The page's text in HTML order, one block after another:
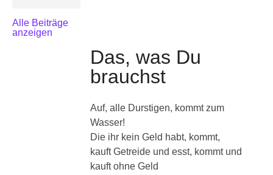
Alle Beiträge
anzeigen
Das, was Du
brauchst
Auf, alle Durstigen, kommt zum
Wasser!
Die ihr kein Geld habt, kommt,
kauft Getreide und esst, kommt und
kauft ohne Geld